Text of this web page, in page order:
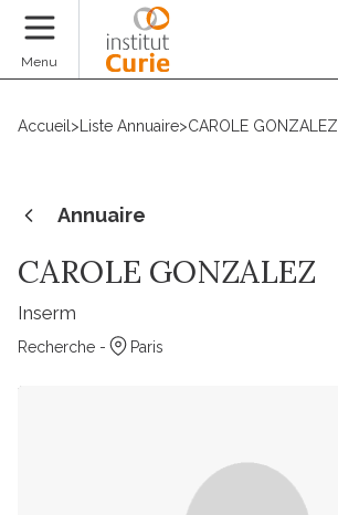
Menu
Accueil > Liste Annuaire>CAROLE GONZALEZ
Annuaire
CAROLE GONZALEZ
Inserm
Recherche - Paris